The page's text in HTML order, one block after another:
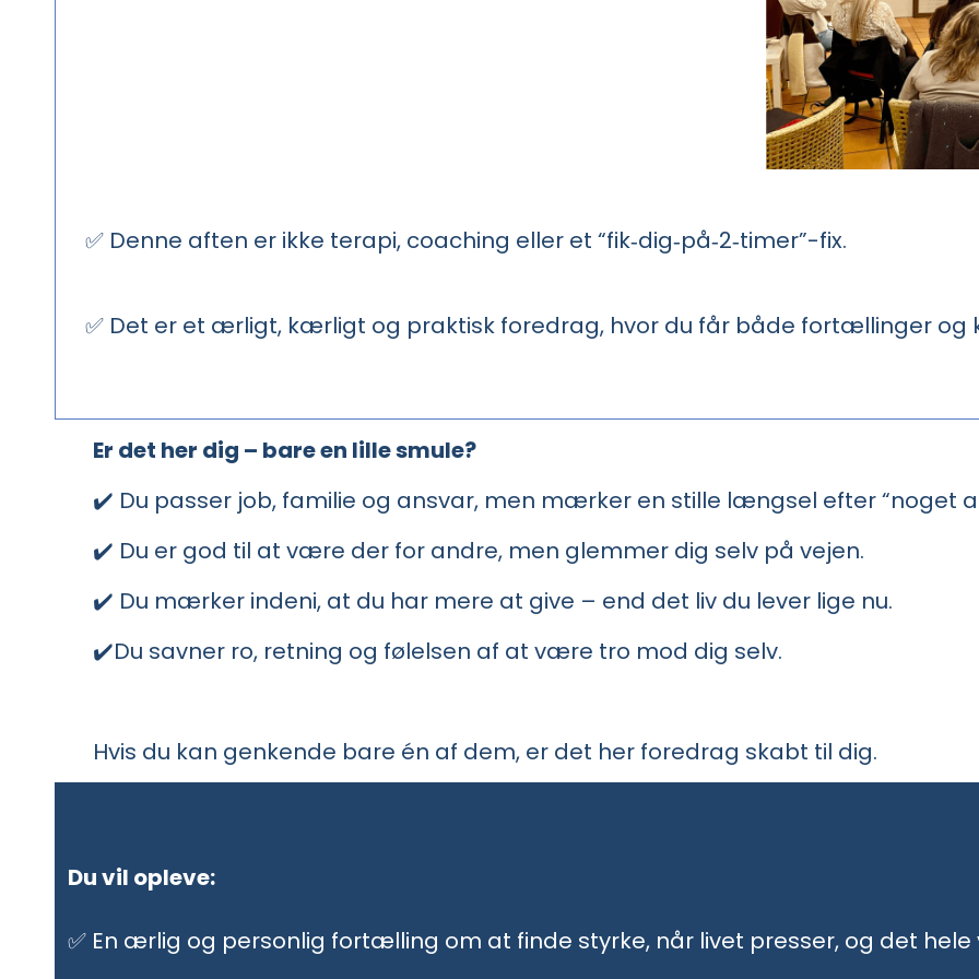
✅ Denne aften er ikke terapi, coaching eller et “fik‑dig‑på‑2‑timer”-fix.
✅ Det er et ærligt, kærligt og praktisk foredrag, hvor du får både fortællinger og
Er det her dig – bare en lille smule?
✔️ Du passer job, familie og ansvar, men mærker en stille længsel efter “noget
✔️ Du er god til at være der for andre, men glemmer dig selv på vejen.
✔️ Du mærker indeni, at du har mere at give – end det liv du lever lige nu.
✔️Du savner ro, retning og følelsen af at være tro mod dig selv.
Hvis du kan genkende bare én af dem, er det her foredrag skabt til dig.
Du vil opleve:
✅ En ærlig og personlig fortælling om at finde styrke, når livet presser, og det